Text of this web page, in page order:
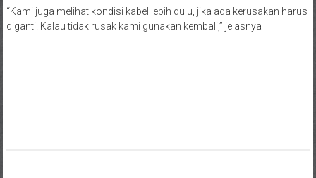
“Kami juga melihat kondisi kabel lebih dulu, jika ada kerusakan harus
diganti. Kalau tidak rusak kami gunakan kembali,” jelasnya